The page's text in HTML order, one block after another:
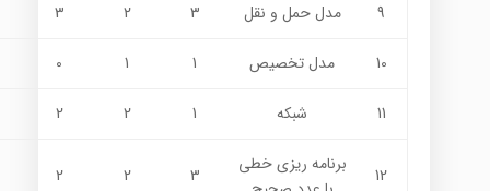
9 مدل حمل و نقل 3
2
3
10 مدل تخصيص 1
1
0
11 شبكه 1
2
2
12
برنامه ريزي خطي
3
2
2